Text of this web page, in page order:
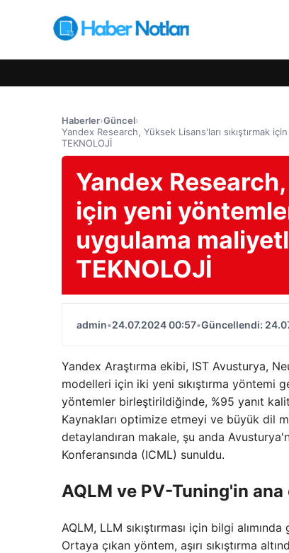
Haberler›Güncel›
Yandex Research, Yüksek Lisans'ları sıkıştırmak
TEKNOLOJİ
Yandex
için yeni
uygulama
TEKNOLOJİ
admin•24.07.2024 00:57•Güncellendi:
Yandex Araştırma ekibi, IST Avusturya,
modelleri için iki yeni sıkıştırma yöntemi
yöntemler birleştirildiğinde, %95 yanıt
Kaynakları optimize etmeyi ve büyük dil
detaylandıran makale, şu anda
Konferansında (ICML) sunuldu.
AQLM ve PV-Tuning'in
AQLM, LLM sıkıştırması için bilgi
Ortaya çıkan yöntem, aşırı sıkıştırma